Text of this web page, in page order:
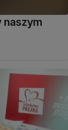
naszym